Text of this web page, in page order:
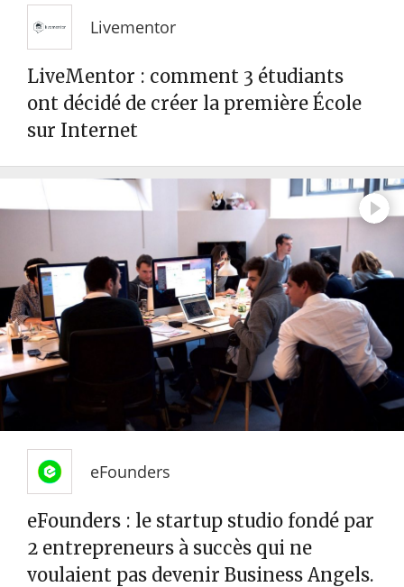
Livementor
LiveMentor : comment 3 étudiants
ont décidé de créer la première École
sur Internet
eFounders
eFounders : le startup studio fondé par
2 entrepreneurs à succès qui ne
voulaient pas devenir Business Angels.